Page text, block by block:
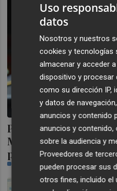
Peter Lim vuelve a
Medical Group sube
pérdidas
LUIS A. TORRALBA
Uso
datos
Nosotros y nuestros
cookies y tecnologías
almacenar y acceder
dispositivo y procesar
como su dirección IP,
y datos de
anuncios y contenido
anuncios y
sobre la audiencia y
Proveedores de
pueden procesar sus
otros fines, incluido el